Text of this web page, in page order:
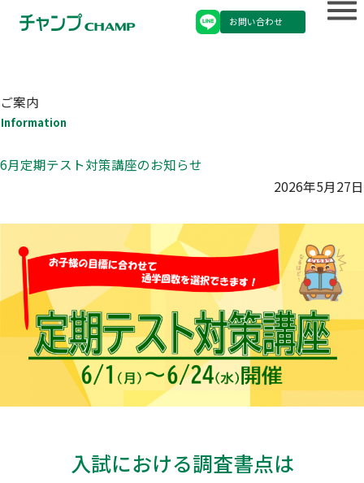
お問い合わせ
ご案内
Information
6月定期テスト対策講座のお知らせ
2026年5月27日
入試における調査書点は